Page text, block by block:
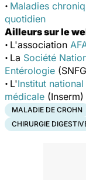
· Maladies
quotidien
Ailleurs sur le
· L'association
· La Société
Entérologie
· L'Institut
médicale (Inserm)
MALADIE DE CROHN
CHIRURGIE